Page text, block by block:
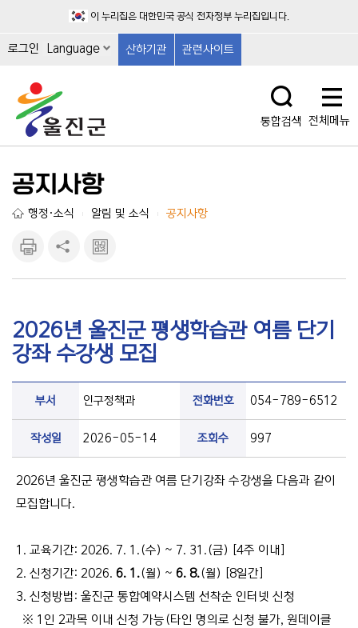
이 누리집은 대한민국 공식 전자정부 누리집입니다.
로그인 Language 산하기관 관련사이트
통합검색 전체메뉴
공지사항
행정·소식 알림 및 소식 공지사항
기
기
크 보
2026년 울진군 평생학습관 여름 단기
강좌 수강생 모집
부서 인구정책과 전화번호 054-789-6512
작성일 2026-05-14 조회수 997
2026년 울진군 평생학습관 여름 단기강좌 수강생을 다음과 같이
모집합니다.
1. 교육기간: 2026. 7. 1.(수) ~ 7. 31.(금) [4주 이내]
2. 신청기간: 2026. 6. 1.(월) ~ 6. 8.(월) [8일간]
3. 신청방법: 울진군 통합예약시스템 선착순 인터넷 신청
※ 1인 2과목 이내 신청 가능(타인 명의로 신청 불가, 원데이클